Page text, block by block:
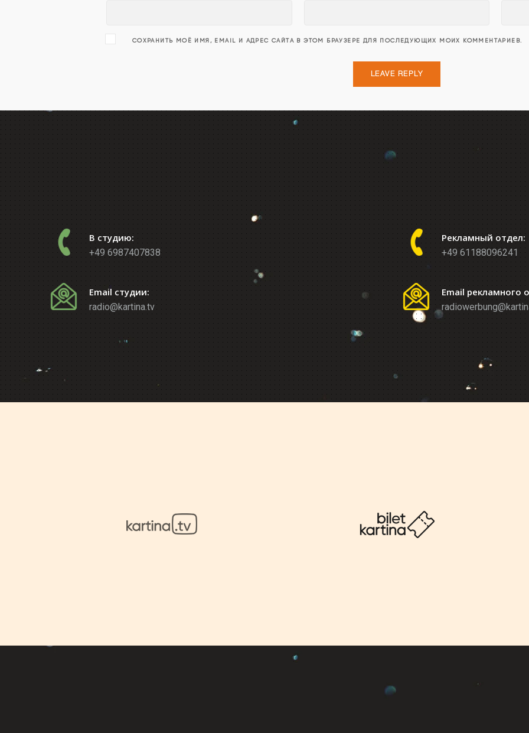
СОХРАНИТЬ МОЁ ИМЯ, EMAIL И АДРЕС САЙТА В ЭТОМ БРАУЗЕРЕ ДЛЯ ПОСЛЕДУЮЩИХ МОИХ КОММЕНТАРИЕВ.
В студию:
+49 6987407838
Email студии:
radio@kartina.tv
Рекламный отдел:
+49 61188096241
Email рекламного